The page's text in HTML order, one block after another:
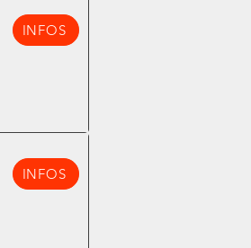
INFOS
INFOS